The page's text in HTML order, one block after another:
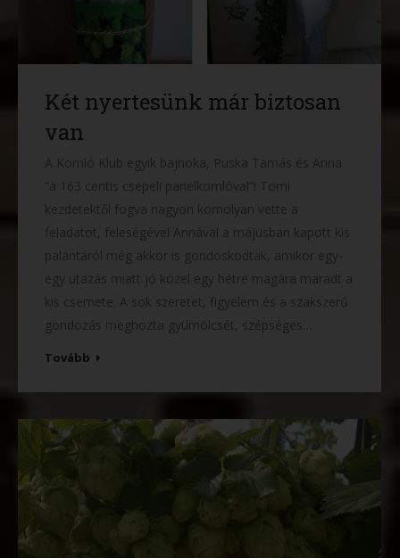
Két nyertesünk már biztosan
van
A Komló Klub egyik bajnoka, Puska Tamás és Anna
“a 163 centis csepeli panelkomlóval”! Tomi
kezdetektől fogva nagyon komolyan vette a
feladatot, feleségével Annával a májusban kapott kis
palántáról még akkor is gondoskodtak, amikor egy-
egy utazás miatt jó közel egy hétre magára maradt a
kis csemete. A sok szeretet, figyelem és a szakszerű
gondozás meghozta gyümölcsét, szépséges…
Tovább